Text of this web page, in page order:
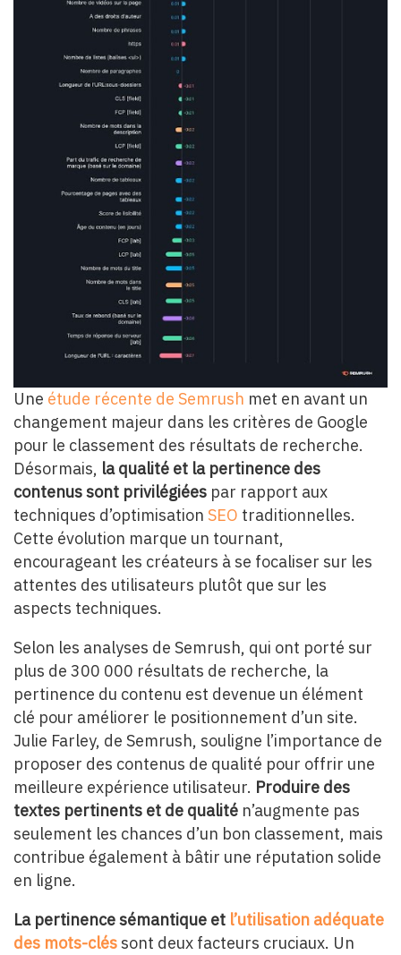
Une étude récente de Semrush met en avant un
changement majeur dans les critères de Google
pour le classement des résultats de recherche.
Désormais, la qualité et la pertinence des
contenus sont privilégiées par rapport aux
techniques d’optimisation SEO traditionnelles.
Cette évolution marque un tournant,
encourageant les créateurs à se focaliser sur les
attentes des utilisateurs plutôt que sur les
aspects techniques.
Selon les analyses de Semrush, qui ont porté sur
plus de 300 000 résultats de recherche, la
pertinence du contenu est devenue un élément
clé pour améliorer le positionnement d’un site.
Julie Farley, de Semrush, souligne l’importance de
proposer des contenus de qualité pour offrir une
meilleure expérience utilisateur. Produire des
textes pertinents et de qualité n’augmente pas
seulement les chances d’un bon classement, mais
contribue également à bâtir une réputation solide
en ligne.
La pertinence sémantique et l’utilisation adéquate
des mots-clés sont deux facteurs cruciaux. Un